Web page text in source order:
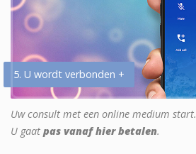
5. U wordt verbonden +
Uw consult met een online medium start.
U gaat pas vanaf hier betalen.